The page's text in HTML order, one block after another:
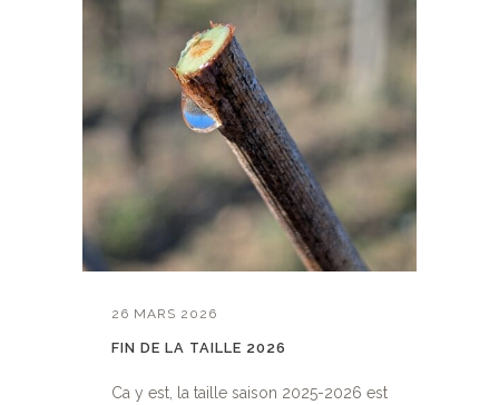
26 MARS 2026
FIN DE LA TAILLE 2026
Ca y est, la taille saison 2025-2026 est